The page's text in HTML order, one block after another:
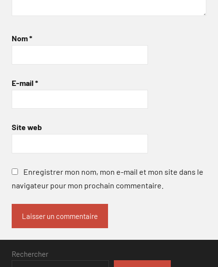
Nom*
E-mail *
Site web
Enregistrer mon nom, mon e-mail et mon site dans le
navigateur pour mon prochain commentaire.
Rechercher